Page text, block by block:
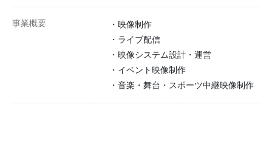
事業概要
・映像制作
・ライブ配信
・映像システム設計・運営
・イベント映像制作
・音楽・舞台・スポーツ中継映像制作